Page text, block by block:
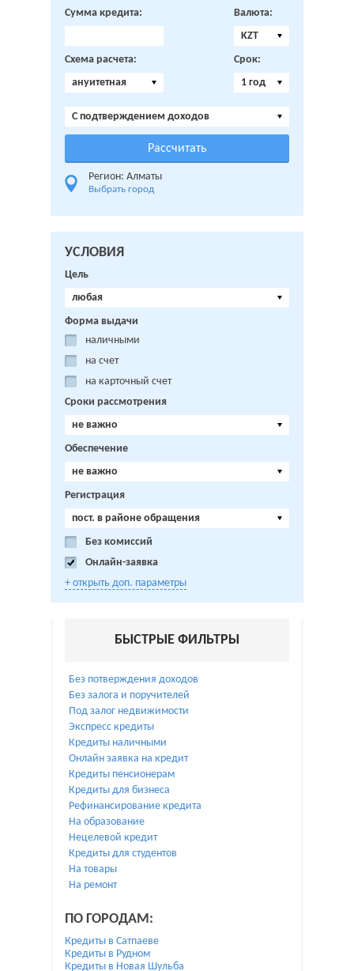
Сумма кредита:
Валюта:
KZT
Схема расчета:
ануитетная
Срок:
1 год
C подтверждением доходов
Регион: Алматы
Выбрать город
УСЛОВИЯ
Цель
любая
Форма выдачи
наличными
на счет
на карточный счет
Сроки рассмотрения
не важно
Обеспечение
не важно
Регистрация
пост. в районе обращения
Без комиссий
Онлайн-заявка
+ открыть доп. параметры
БЫСТРЫЕ ФИЛЬТРЫ
Без потверждения доходов
Без залога и поручителей
Под залог недвижимости
Экспресс кредиты
Кредиты наличными
Онлайн заявка на кредит
Кредиты пенсионерам
Кредиты для бизнеса
Рефинансирование кредита
На образование
Нецелевой кредит
Кредиты для студентов
На товары
На ремонт
ПО ГОРОДАМ:
Кредиты в Сатпаеве
Кредиты в Рудном
Кредиты в Новая Шульба